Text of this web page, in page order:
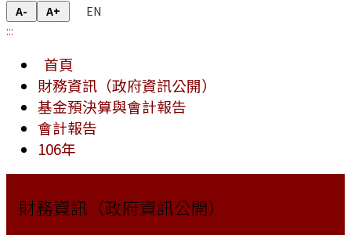
A- A+
EN
:::
首頁
財務資訊（政府資訊公開）
基金預決算與會計報告
會計報告
106年
財務資訊（政府資訊公開）